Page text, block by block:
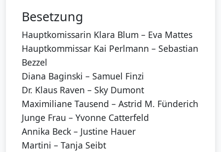
Besetzung
Hauptkomissarin Klara Blum – Eva Mattes
Hauptkommissar Kai Perlmann – Sebastian
Bezzel
Diana Baginski – Samuel Finzi
Dr. Klaus Raven – Sky Dumont
Maximiliane Tausend – Astrid M. Fünderich
Junge Frau – Yvonne Catterfeld
Annika Beck – Justine Hauer
Martini – Tanja Seibt